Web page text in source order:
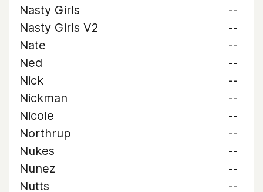
Nasty Girls
--
Nasty Girls V2
--
Nate
--
Ned
--
Nick
--
Nickman
--
Nicole
--
Northrup
--
Nukes
--
Nunez
--
Nutts
--